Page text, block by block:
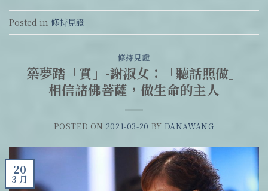
Posted in 修持見證
修持見證
築夢踏「實」-謝淑女：「聽話照做」
相信諸佛菩薩，做生命的主人
POSTED ON 2021-03-20 BY DANAWANG
20
3 月